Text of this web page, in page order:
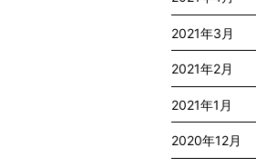
2021年3月
2021年2月
2021年1月
2020年12月